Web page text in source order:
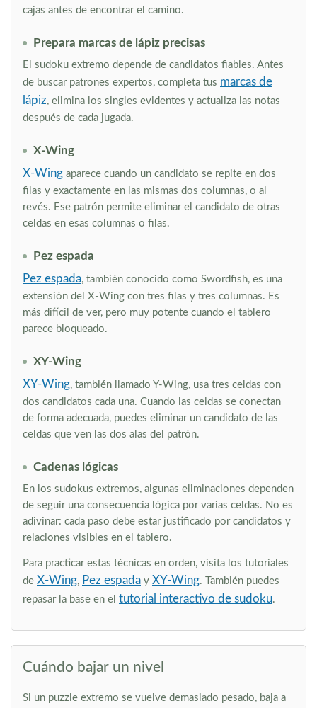
cajas antes de encontrar el camino.
Prepara marcas de lápiz precisas
El sudoku extremo depende de candidatos fiables. Antes
de buscar patrones expertos, completa tus marcas de
lápiz, elimina los singles evidentes y actualiza las notas
después de cada jugada.
X-Wing
X-Wing aparece cuando un candidato se repite en dos
filas y exactamente en las mismas dos columnas, o al
revés. Ese patrón permite eliminar el candidato de otras
celdas en esas columnas o filas.
Pez espada
Pez espada, también conocido como Swordfish, es una
extensión del X-Wing con tres filas y tres columnas. Es
más difícil de ver, pero muy potente cuando el tablero
parece bloqueado.
XY-Wing
XY-Wing, también llamado Y-Wing, usa tres celdas con
dos candidatos cada una. Cuando las celdas se conectan
de forma adecuada, puedes eliminar un candidato de las
celdas que ven las dos alas del patrón.
Cadenas lógicas
En los sudokus extremos, algunas eliminaciones dependen
de seguir una consecuencia lógica por varias celdas. No es
adivinar: cada paso debe estar justificado por candidatos y
relaciones visibles en el tablero.
Para practicar estas técnicas en orden, visita los tutoriales
de X-Wing, Pez espada y XY-Wing. También puedes
repasar la base en el tutorial interactivo de sudoku.
Cuándo bajar un nivel
Si un puzzle extremo se vuelve demasiado pesado, baja a